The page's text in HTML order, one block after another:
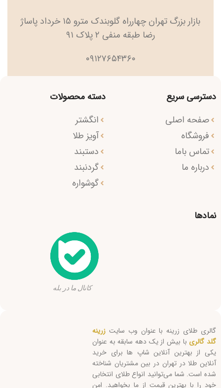
بازار بزرگ تهران چهارراه گلوبندک مترو ۱۵ خرداد پاساژ
رضا طبقه منفی ۲ پلاک ۹۱
۰۹۱۲۷۶۵۴۳۶۰
دسترسی سریع
صفحه اصلی
فروشگاه
تماس باما
درباره ما
دسته محصولات
انگشتر
آویز طلا
دستبند
گردنبند
گوشواره
نمادها
کانال ما در بله
گالری طلای زرینه با عنوان وب سایت زرینه
گلد گالری با بیش از یک دهه سابقه به عنوان
یکی از بهترین آنلاین شاپ ها برای خرید
آنلاین طلا در تهران در بین مشتریان شناخته
شده است. شما می‌توانید انواع طلای انتخابی
خود را با بهترین قیمت از ما بخواهید. امن